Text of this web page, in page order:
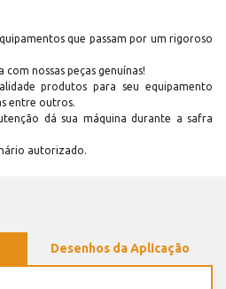
que passam por um rigoroso
nossas peças genuínas!
produtos para seu equipamento
entre outros.
dá sua máquina durante a safra
autorizado.
Desenhos da Aplicação